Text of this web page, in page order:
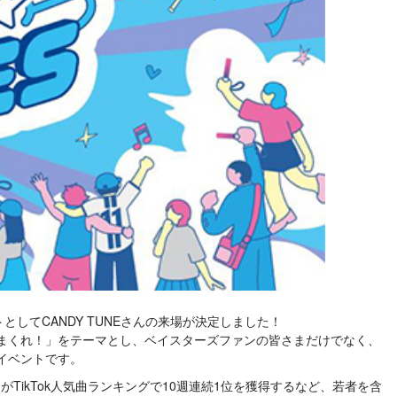
してCANDY TUNEさんの来場が決定しました！
れ！」をテーマとし、ベイスターズファンの皆さまだけでなく、
ントです。
TikTok人気曲ランキングで10週連続1位を獲得するなど、若者を含